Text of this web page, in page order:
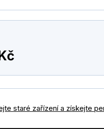
staré zařízení a získejte